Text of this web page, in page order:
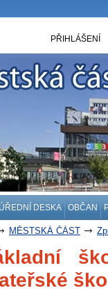
DESKA OBČAN
PŘIHLÁŠENÍ
MĚSTSKÁ ČÁST